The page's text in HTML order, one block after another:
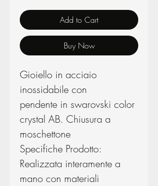
Add to Cart
Buy Now
Gioiello in acciaio
inossidabile con
pendente in swarovski color
crystal AB. Chiusura a
moschettone
Specifiche Prodotto:
Realizzata interamente a
mano con materiali